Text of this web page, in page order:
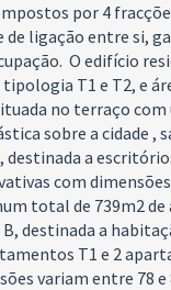
por 4
de ligação entre si,
O edifício
T1 e T2, e
no terraço com
sobre a cidade ,
destinada a
com
total de 739m2de
destinada a
T1 e 2
variam entre 78 e